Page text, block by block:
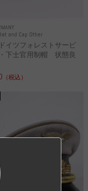
and Cap Other
イツフォレストサービ
下士官用制帽 状態良
（税込）